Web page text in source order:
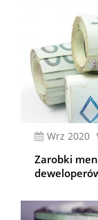
wrz 2020
Zarobki